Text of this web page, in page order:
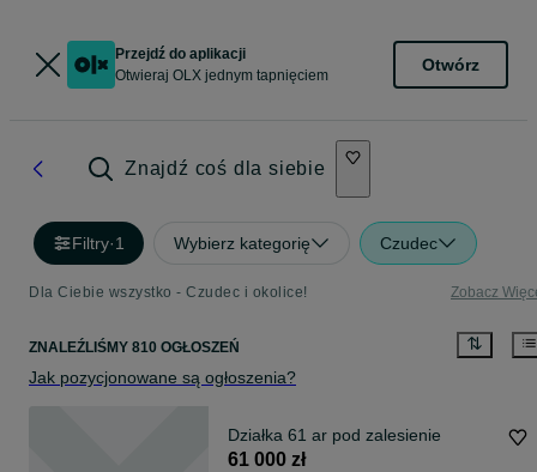
Przejdź do aplikacji
Otwieraj OLX jednym tapnięciem
Otwórz
Znajdź coś dla siebie
Filtry·1 Wybierz kategorię Czudec
Dla Ciebie wszystko - Czudec i okolice! Zobacz
ZNALEŹLIŚMY 810 OGŁOSZEŃ
Jak pozycjonowane są ogłoszenia?
Działka 61 ar pod zalesienie
61 000 zł